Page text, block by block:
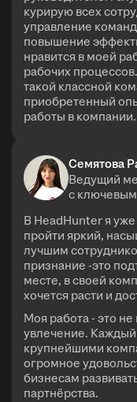
курирую всех
управление
повышение
нравится в моей
рабочих
такой классной
приобретенный
работы в компании.
Семятова
Ведущий
с
В HeadHunter я уже
пройти яркий,
лучшим
признание -это
месте, в своей
хочется расти и
Моя работа - это
увлечение.
крупнейшими
огромное
бизнесам
партнёрства.